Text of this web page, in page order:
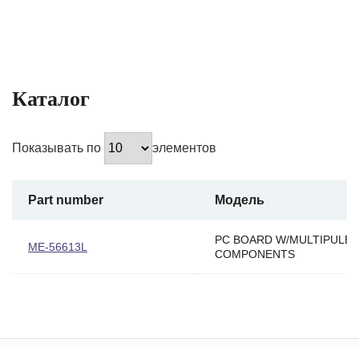
Каталог
Показывать по элементов
Part number Модель
ME-56613L
PC BOARD W/MULTIPULE
COMPONENTS